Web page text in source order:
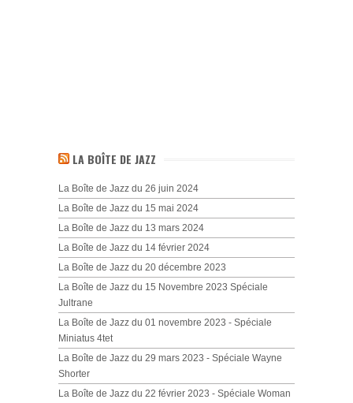
LA BOÎTE DE JAZZ
La Boîte de Jazz du 26 juin 2024
La Boîte de Jazz du 15 mai 2024
La Boîte de Jazz du 13 mars 2024
La Boîte de Jazz du 14 février 2024
La Boîte de Jazz du 20 décembre 2023
La Boîte de Jazz du 15 Novembre 2023 Spéciale
Jultrane
La Boîte de Jazz du 01 novembre 2023 - Spéciale
Miniatus 4tet
La Boîte de Jazz du 29 mars 2023 - Spéciale Wayne
Shorter
La Boîte de Jazz du 22 février 2023 - Spéciale Woman